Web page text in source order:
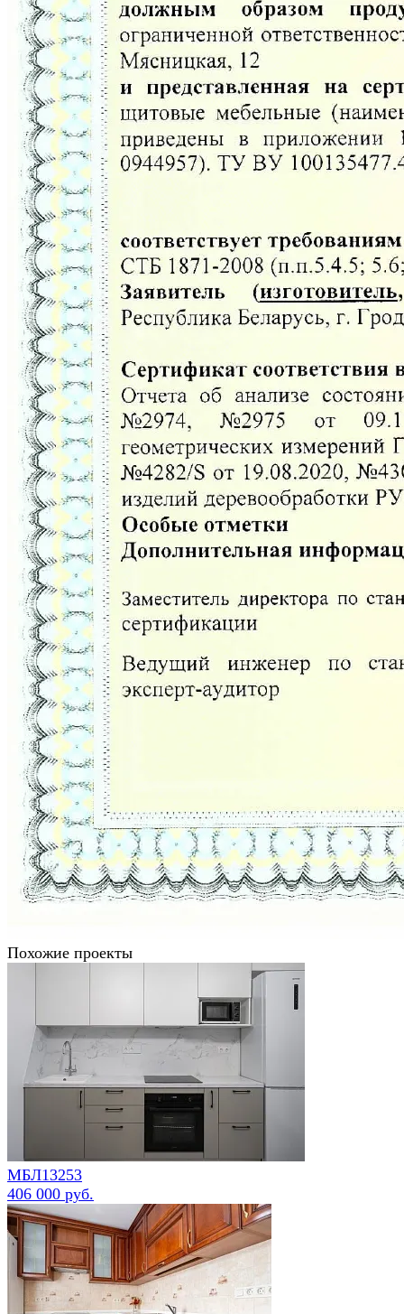
Похожие проекты
МБЛ13253
406 000 руб.